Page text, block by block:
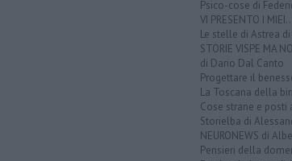
Psico-cose di
VI PRESENTO I
Le stelle di Astrea
STORIE VISPE MA
di Dario Dal Canto
Progettare il
La Toscana della
Cose strane e posti
Storielba di
NEURONEWS di
Pensieri della